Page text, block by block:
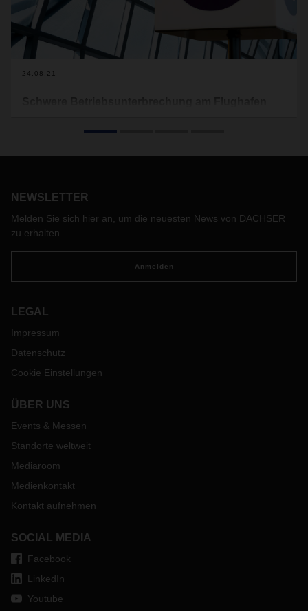
24.08.21
erneut vor Herausforderungen gestellt, nachdem am
wurden.
NEWSLETTER
Melden Sie sich hier an, um die neuesten News von DACHSER
zu erhalten.
Anmelden
LEGAL
Impressum
Datenschutz
Cookie Einstellungen
ÜBER UNS
Events & Messen
Standorte weltweit
Mediaroom
Medienkontakt
Kontakt aufnehmen
SOCIAL MEDIA
Facebook
LinkedIn
Youtube